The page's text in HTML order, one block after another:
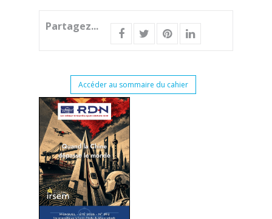
Partagez...
Accéder au sommaire du cahier